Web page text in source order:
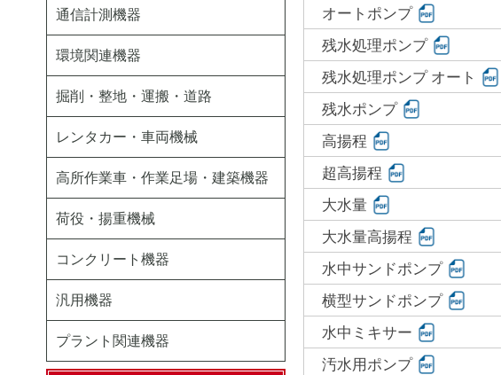
通信計測機器
環境関連機器
掘削・整地・運搬・道路
レンタカー・車両機械
高所作業車・作業足場・建築機器
荷役・揚重機械
コンクリート機器
汎用機器
プラント関連機器
オートポンプ
残水処理ポンプ
残水処理ポンプ オート
残水ポンプ
高揚程
超高揚程
大水量
大水量高揚程
水中サンドポンプ
横型サンドポンプ
水中ミキサー
汚水用ポンプ